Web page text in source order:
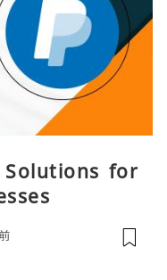
Solutions for